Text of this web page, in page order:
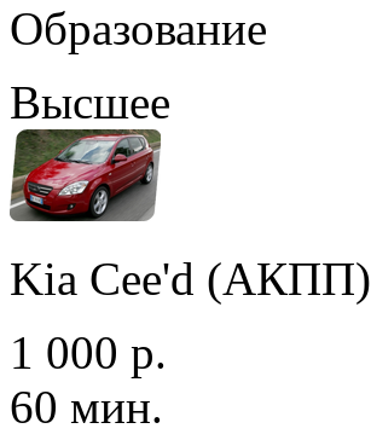
Образование
Высшее
Kia Cee'd (АКПП)
1 000 р.
60 мин.